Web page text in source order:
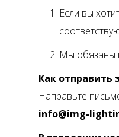
Если вы
Мы обязаны
Как отправить
Направьте
info@img-